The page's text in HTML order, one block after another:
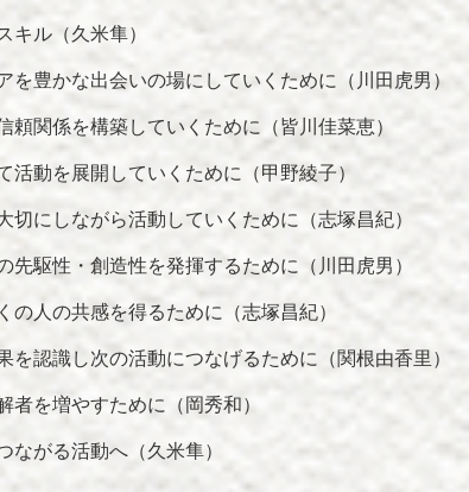
ル（久米隼）
豊かな出会いの場にしていくために（川田虎男）
関係を構築していくために（皆川佳菜恵）
動を展開していくために（甲野綾子）
にしながら活動していくために（志塚昌紀）
駆性・創造性を発揮するために（川田虎男）
人の共感を得るために（志塚昌紀）
認識し次の活動につなげるために（関根由香里）
を増やすために（岡秀和）
がる活動へ（久米隼）